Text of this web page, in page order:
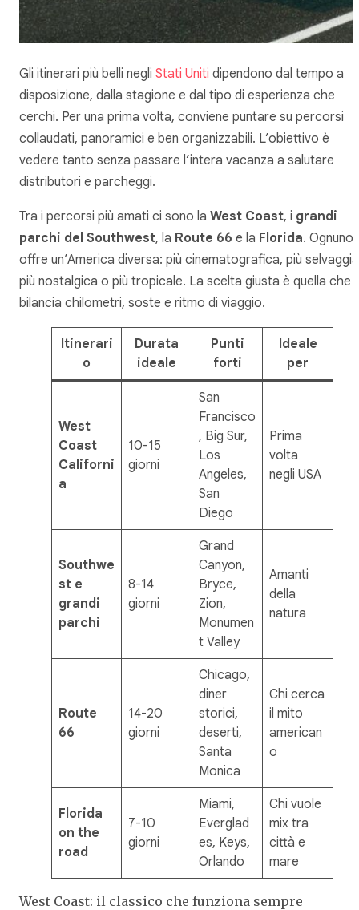
Gli itinerari più belli negli Stati Uniti dipendono dal tempo a
disposizione, dalla stagione e dal tipo di esperienza che
cerchi. Per una prima volta, conviene puntare su percorsi
collaudati, panoramici e ben organizzabili. L’obiettivo è
vedere tanto senza passare l’intera vacanza a salutare
distributori e parcheggi.
Tra i percorsi più amati ci sono la West Coast, i grandi
parchi del Southwest, la Route 66 e la Florida. Ognuno
offre un’America diversa: più cinematografica, più
più nostalgica o più tropicale. La scelta giusta è quella che
bilancia chilometri, soste e ritmo di viaggio.
Itinerari
o
Durata
ideale
Punti
forti
Ideale
per
West
Coast
Californi
a
10-15
giorni
San
Francisco
, Big Sur,
Los
Angeles,
San
Diego
Prima
volta
negli USA
Southwe
st e
grandi
parchi
8-14
giorni
Grand
Canyon,
Bryce,
Zion,
Monumen
t Valley
Amanti
della
natura
Route
66
14-20
giorni
Chicago,
diner
storici,
deserti,
Santa
Monica
Chi cerca
il mito
american
o
Florida
on the
road
7-10
giorni
Miami,
Everglad
es, Keys,
Orlando
Chi vuole
mix tra
città e
mare
West Coast: il classico che funziona sempre